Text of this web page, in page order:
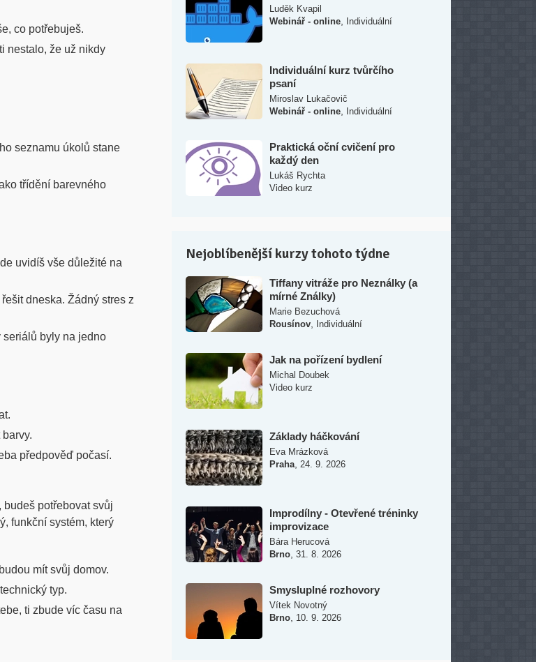
co potřebuješ.
nestalo, že už nikdy
seznamu úkolů stane
třídění barevného
uvidíš vše důležité na
dneska. Žádný stres z
seriálů byly na jedno
předpověď počasí.
potřebovat svůj
funkční systém, který
mít svůj domov.
typ.
ti zbude víc času na
Luděk Kvapil
Webinář - online
Individuální
Individuální kurz tvůrčího
psaní
Miroslav Lukačovič
Webinář - online
Individuální
Praktická oční cvičení pro
každý den
Lukáš Rychta
Video kurz
Nejoblíbenější kurzy tohoto týdne
Tiffany vitráže pro Neználky (a
mírné Ználky)
Marie Bezuchová
Rousínov
Individuální
Jak na pořízení bydlení
Michal Doubek
Video kurz
Základy háčkování
Eva Mrázková
Praha 24. 9. 2026
Improdílny - Otevřené tréninky
improvizace
Bára Herucová
Brno 31. 8. 2026
Smysluplné rozhovory
Vítek Novotný
Brno 10. 9. 2026